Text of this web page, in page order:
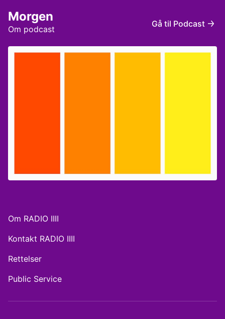
(C). (33:00): Hvordan sikrer det nye regeringsgrundlag
et mere tilgængeligt boligmarked for
Jensen, MF Radikale Venstre. (45:00): Er
Om podcast
Morgen Gå til Podcast
Om RADIO IIII
Kontakt RADIO IIII
Rettelser
Public Service